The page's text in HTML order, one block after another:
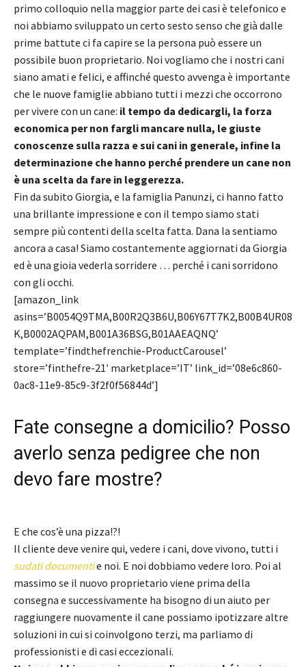
primo colloquio nella maggior parte dei casi è telefonico e
noi abbiamo sviluppato un certo sesto senso che già dalle
prime battute ci fa capire se la persona può essere un
possibile buon proprietario. Noi vogliamo che i nostri cani
siano amati e felici, e affinché questo avvenga è importante
che le nuove famiglie abbiano tutti i mezzi che occorrono
per vivere con un cane: il tempo da dedicargli, la forza
economica per non fargli mancare nulla, le giuste
conoscenze sulla razza e sui cani in generale, infine la
determinazione che hanno perché prendere un cane non
è una scelta da fare in leggerezza.
Fin da subito Giorgia, e la famiglia Panunzi, ci hanno fatto
una brillante impressione e con il tempo siamo stati
sempre più contenti della scelta fatta. Dana la sentiamo
ancora a casa! Siamo costantemente aggiornati da Giorgia
ed è una gioia vederla sorridere … perché i cani sorridono
con gli occhi.
[amazon_link
asins=’B0054Q9TMA,B00R2Q3B6U,B06Y67T7K2,B00B4UR08
K,B0002AQPAM,B001A36BSG,B01AAEAQNQ’
template=’findthefrenchie-ProductCarousel’
store=’finthefre-21′ marketplace=’IT’ link_id=’08e6c860-
0ac8-11e9-85c9-3f2f0f56844d’]
Fate consegne a domicilio? Posso
averlo senza pedigree che non
devo fare mostre?
E che cos’è una pizza!?!
Il cliente deve venire qui, vedere i cani, dove vivono, tutti i
sudati documentie noi. E noi dobbiamo vedere loro. Poi al
massimo se il nuovo proprietario viene prima della
consegna e successivamente ha bisogno di un aiuto per
raggiungere nuovamente il cane possiamo ipotizzare altre
soluzioni in cui si coinvolgono terzi, ma parliamo di
professionisti e di casi eccezionali.